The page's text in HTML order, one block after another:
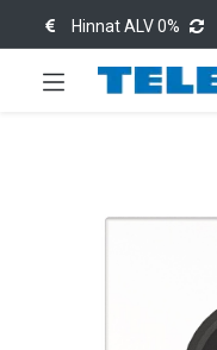
Hinnat ALV 0%